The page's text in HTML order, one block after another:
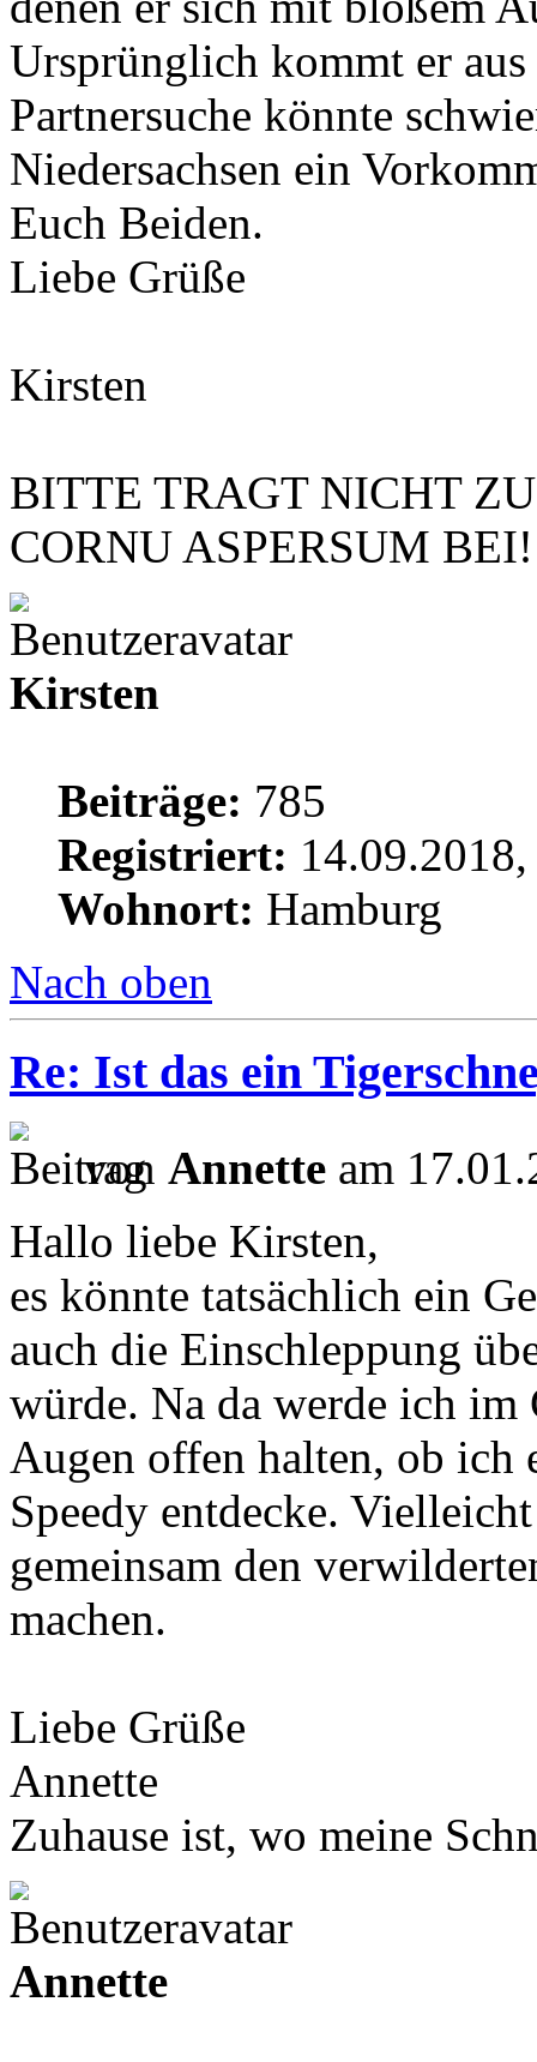
Ursprünglich kommt er
Partnersuche könnte
Niedersachsen ein
Euch Beiden.
Liebe Grüße
Kirsten
BITTE TRAGT NICHT
CORNU ASPERSUM BEI!
Kirsten
Beiträge: 785
Registriert:
Wohnort: Hamburg
Nach oben
Re: Ist das ein
von Annette am
Hallo liebe Kirsten,
es könnte tatsächlich ein
auch die Einschleppung
würde. Na da werde ich
Augen offen halten, ob ich
Speedy entdecke.
gemeinsam den
machen.
Liebe Grüße
Annette
Zuhause ist, wo meine
Annette